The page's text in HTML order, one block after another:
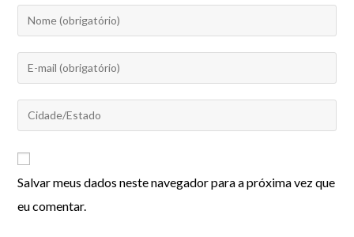
Salvar meus dados neste navegador para a próxima vez que
eu comentar.